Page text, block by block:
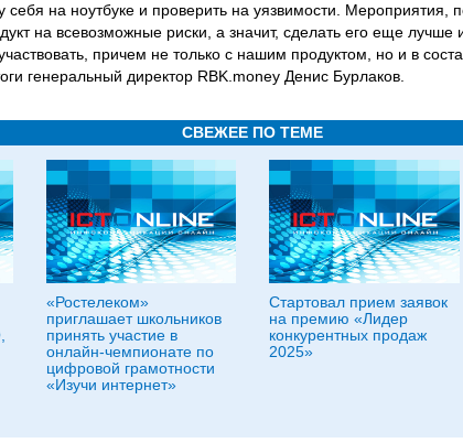
себя на ноутбуке и проверить на уязвимости.
на всевозможные риски, а значит, сделать его еще
причем не только с нашим продуктом, но и в
генеральный директор RBK.money Денис Бурлаков.
СВЕЖЕЕ ПО ТЕМЕ
«Ростелеком»
приглашает школьников
принять участие в
онлайн-чемпионате по
цифровой грамотности
«Изучи интернет»
Стартовал прием заявок
на премию «Лидер
конкурентных продаж
2025»